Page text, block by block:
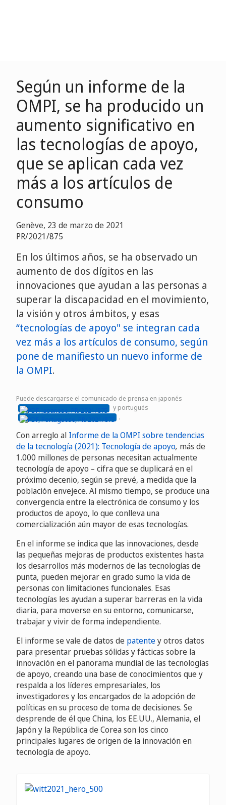
Según un informe de la
OMPI, se ha producido un
aumento significativo en
las tecnologías de apoyo,
que se aplican cada vez
más a los artículos de
consumo
Genève, 23 de marzo de 2021
PR/2021/875
En los últimos años, se ha observado un
aumento de dos dígitos en las
innovaciones que ayudan a las personas a
superar la discapacidad en el movimiento,
la visión y otros ámbitos, y esas
“tecnologías de apoyo" se integran cada
vez más a los artículos de consumo, según
pone de manifiesto un nuevo informe de
la OMPI.
Puede descargarse el comunicado de prensa en japonés
y portugués
.
Con arreglo al Informe de la OMPI sobre tendencias
de la tecnología (2021): Tecnología de apoyo, más de
1.000 millones de personas necesitan actualmente
tecnología de apoyo – cifra que se duplicará en el
próximo decenio, según se prevé, a medida que la
población envejece. Al mismo tiempo, se produce una
convergencia entre la electrónica de consumo y los
productos de apoyo, lo que conlleva una
comercialización aún mayor de esas tecnologías.
En el informe se indica que las innovaciones, desde
las pequeñas mejoras de productos existentes hasta
los desarrollos más modernos de las tecnologías de
punta, pueden mejorar en grado sumo la vida de
personas con limitaciones funcionales. Esas
tecnologías les ayudan a superar barreras en la vida
diaria, para moverse en su entorno, comunicarse,
trabajar y vivir de forma independiente.
El informe se vale de datos de patentey otros datos
para presentar pruebas sólidas y fácticas sobre la
innovación en el panorama mundial de las tecnologías
de apoyo, creando una base de conocimientos que y
respalda a los líderes empresariales, los
investigadores y los encargados de la adopción de
políticas en su proceso de toma de decisiones. Se
desprende de él que China, los EE.UU., Alemania, el
Japón y la República de Corea son los cinco
principales lugares de origen de la innovación en
tecnología de apoyo.